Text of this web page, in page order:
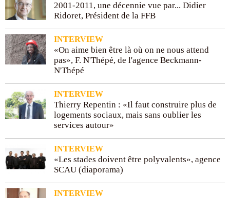
2001-2011, une décennie vue par... Didier
Ridoret, Président de la FFB
INTERVIEW
«On aime bien être là où on ne nous attend
pas», F. N'Thépé, de l'agence Beckmann-
N'Thépé
INTERVIEW
Thierry Repentin : «Il faut construire plus de
logements sociaux, mais sans oublier les
services autour»
INTERVIEW
«Les stades doivent être polyvalents», agence
SCAU (diaporama)
INTERVIEW